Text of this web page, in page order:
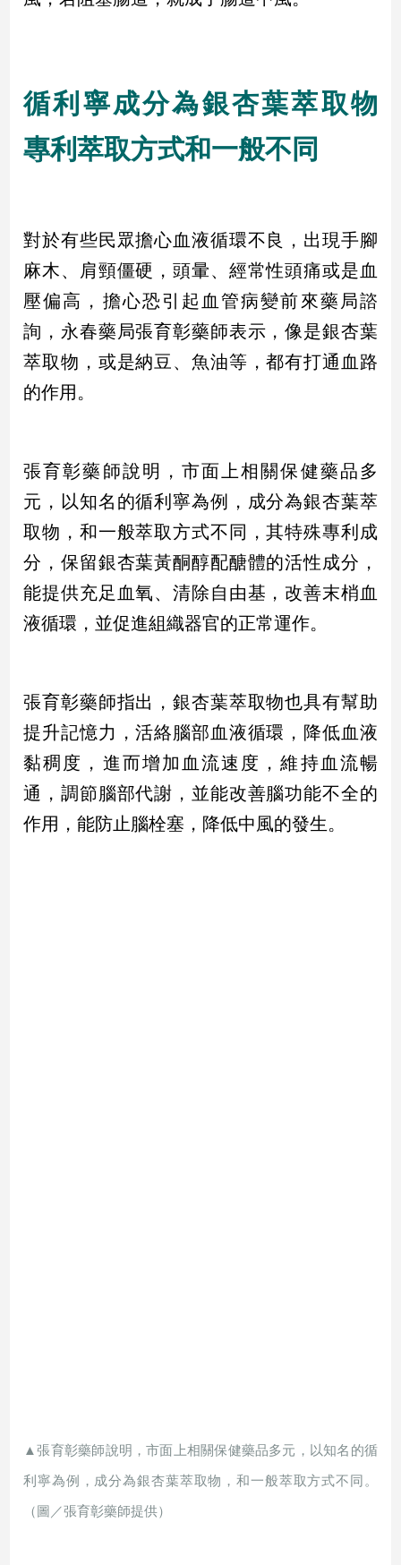
寵
影
音
專
合
作
體
投
稿
【我
觀
點】
循利寧成分為銀杏葉萃取物
專利萃取方式和一般不同
對於有些民眾擔心血液循環不良，出現手腳
麻木、肩頸僵硬，頭暈、經常性頭痛或是血
壓偏高，擔心恐引起血管病變前來藥局諮
詢，永春藥局張育彰藥師表示，像是銀杏葉
萃取物，或是納豆、魚油等，都有打通血路
的作用。
張育彰藥師說明，市面上相關保健藥品多
元，以知名的循利寧為例，成分為銀杏葉萃
取物，和一般萃取方式不同，其特殊專利成
分，保留銀杏葉黃酮醇配醣體的活性成分，
能提供充足血氧、清除自由基，改善末梢血
液循環，並促進組織器官的正常運作。
張育彰藥師指出，銀杏葉萃取物也具有幫助
提升記憶力，活絡腦部血液循環，降低血液
黏稠度，進而增加血流速度，維持血流暢
通，調節腦部代謝，並能改善腦功能不全的
作用，能防止腦栓塞，降低中風的發生。
▲張育彰藥師說明，市面上相關保健藥品多元，以知名的循
利寧為例，成分為銀杏葉萃取物，和一般萃取方式不同。
（圖／張育彰藥師提供）